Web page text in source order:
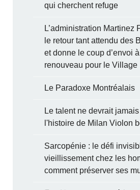
qui cherchent refuge
L’administration Martinez
le retour tant attendu des
et donne le coup d’envoi
renouveau pour le Village
Le Paradoxe Montréalais
Le talent ne devrait
l'histoire de Milan Violon
Sarcopénie : le défi
vieillissement chez les
comment préserver ses